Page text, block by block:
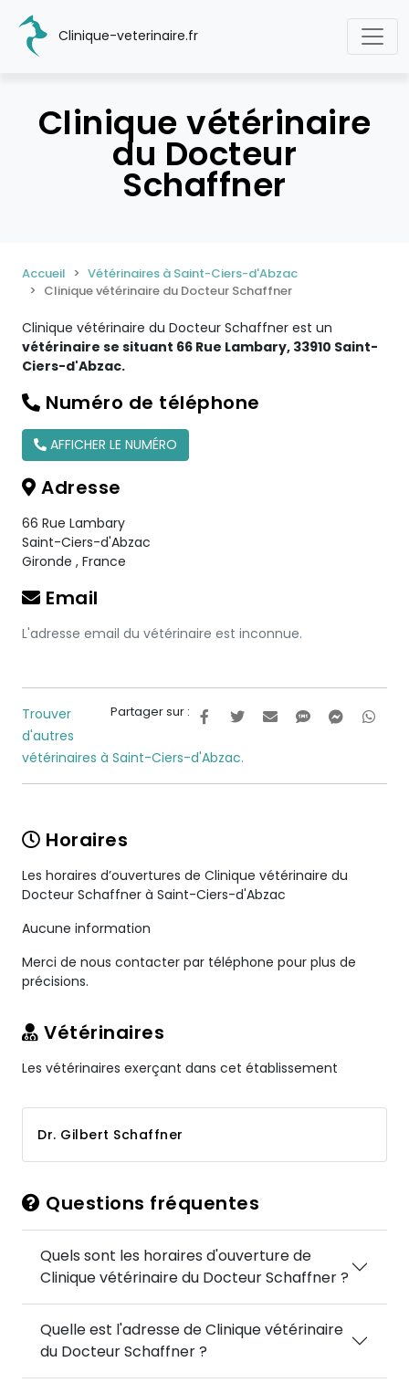
Clinique-veterinaire.fr
Clinique vétérinaire
du Docteur
Schaffner
Accueil
Vétérinaires à Saint-Ciers-d'Abzac
Clinique vétérinaire du Docteur Schaffner
Clinique vétérinaire du Docteur Schaffner est un
vétérinaire se situant 66 Rue Lambary, 33910 Saint-
Ciers-d'Abzac.
Numéro de téléphone
AFFICHER LE NUMÉRO
Adresse
66 Rue Lambary
Saint-Ciers-d'Abzac
Gironde , France
Email
L'adresse email du vétérinaire est inconnue.
Partager sur :
Trouver
d'autres
vétérinaires à Saint-Ciers-d'Abzac.
Horaires
Les horaires d’ouvertures de Clinique vétérinaire du
Docteur Schaffner à Saint-Ciers-d'Abzac
Aucune information
Merci de nous contacter par téléphone pour plus de
précisions.
Vétérinaires
Les vétérinaires exerçant dans cet établissement
Dr. Gilbert Schaffner
Questions fréquentes
Quels sont les horaires d'ouverture de
Clinique vétérinaire du Docteur Schaffner ?
Quelle est l'adresse de Clinique vétérinaire
du Docteur Schaffner ?